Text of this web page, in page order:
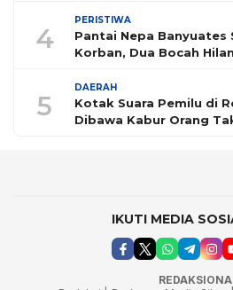
4
PERISTIWA
Pantai Nepa Banyuates
Korban, Dua Bocah
5
DAERAH
Kotak Suara Pemilu di
Dibawa Kabur Orang
IKUTI MEDIA